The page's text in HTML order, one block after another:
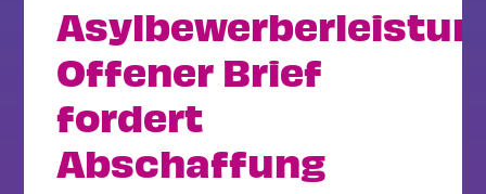
Offener Brief
fordert
Abschaffung